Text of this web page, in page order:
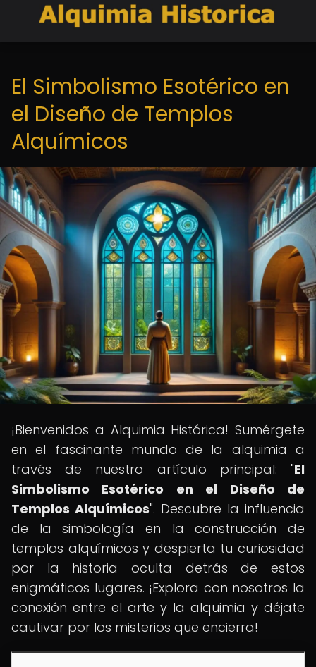
El Simbolismo Esotérico en
el Diseño de Templos
Alquímicos
¡Bienvenidos a Alquimia Histórica! Sumérgete
en el fascinante mundo de la alquimia a
través de nuestro artículo principal: "El
Simbolismo Esotérico en el Diseño de
Templos Alquímicos". Descubre la influencia
de la simbología en la construcción de
templos alquímicos y despierta tu curiosidad
por la historia oculta detrás de estos
enigmáticos lugares. ¡Explora con nosotros la
conexión entre el arte y la alquimia y déjate
cautivar por los misterios que encierra!